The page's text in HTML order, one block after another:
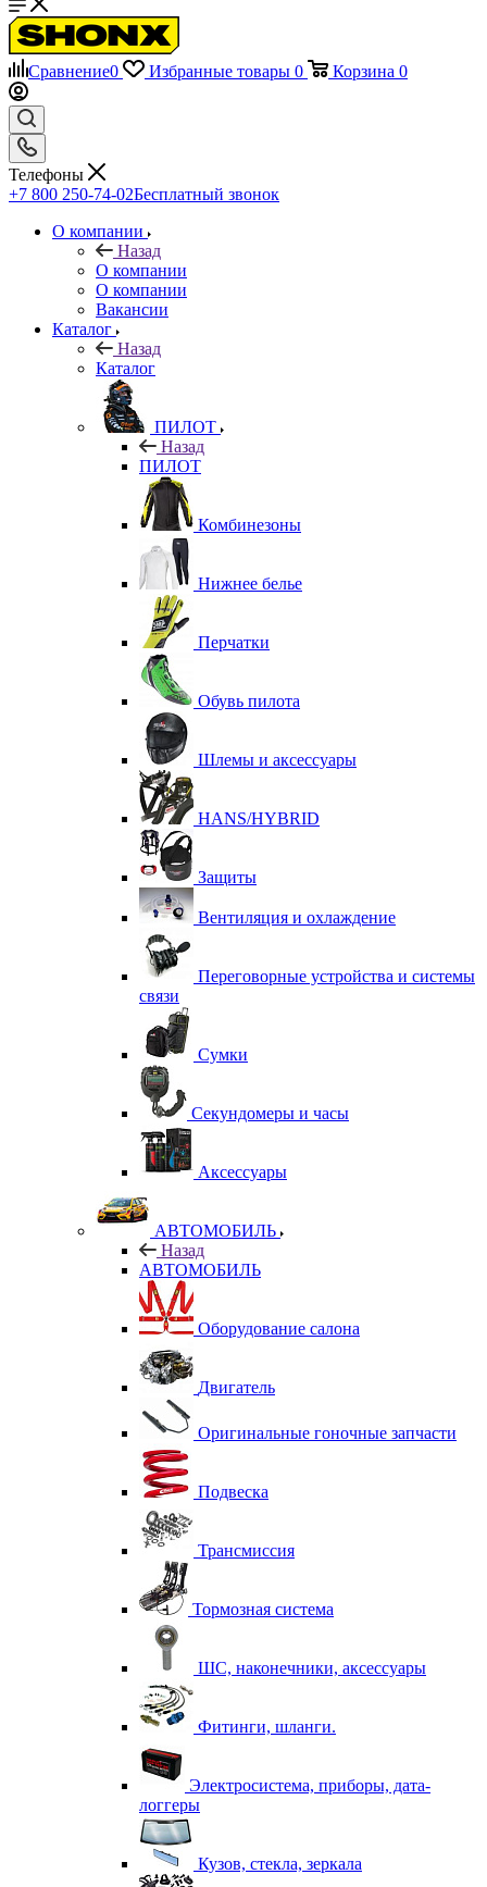
Сравнение0 Избранные товары 0 Корзина 0
Телефоны
+7 800 250-74-02Бесплатный звонок
О компании
Назад
О компании
О компании
Вакансии
Каталог
Назад
Каталог
ПИЛОТ
Назад
ПИЛОТ
Комбинезоны
Нижнее белье
Перчатки
Обувь пилота
Шлемы и аксессуары
HANS/HYBRID
Защиты
Вентиляция и охлаждение
Переговорные устройства и системы
связи
Сумки
Секундомеры и часы
Аксессуары
АВТОМОБИЛЬ
Назад
АВТОМОБИЛЬ
Оборудование салона
Двигатель
Оригинальные гоночные запчасти
Подвеска
Трансмиссия
Тормозная система
ШС, наконечники, аксессуары
Фитинги, шланги.
Электросистема, приборы, дата-
логгеры
Кузов, стекла, зеркала